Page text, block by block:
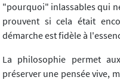
"pourquoi" inlassables qui
prouvent si cela était
démarche est fidèle à
La philosophie permet
préserver une pensée vive,